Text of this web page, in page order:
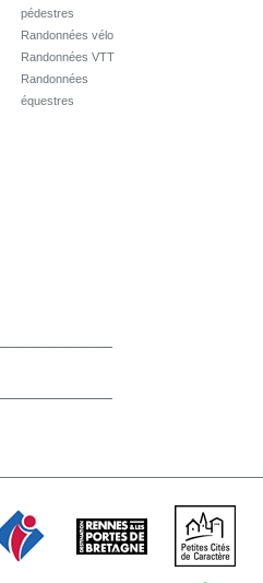
pédestres
Randonnées vélo
Randonnées VTT
Randonnées
équestres